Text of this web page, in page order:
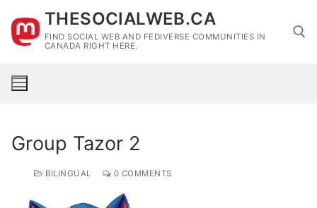
content
THESOCIALWEB.CA
FIND SOCIAL WEB AND FEDIVERSE COMMUNITIES IN
CANADA RIGHT HERE.
Group Tazor 2
BILINGUAL 0 COMMENTS